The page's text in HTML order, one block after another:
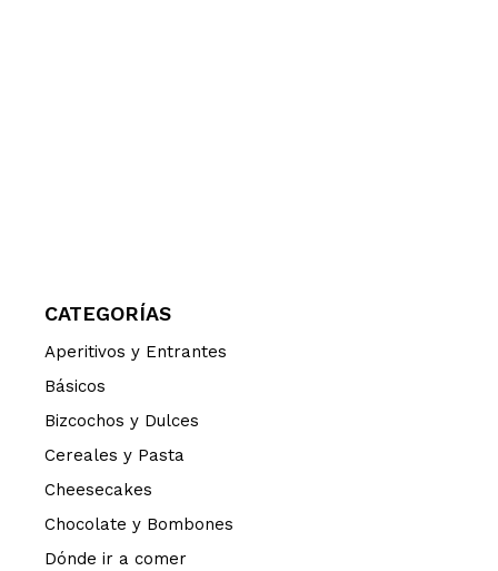
CATEGORÍAS
Aperitivos y Entrantes
Básicos
Bizcochos y Dulces
Cereales y Pasta
Cheesecakes
Chocolate y Bombones
Dónde ir a comer